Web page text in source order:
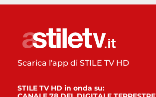
Scarica l'app di STILE TV HD
STILE TV HD in onda su: